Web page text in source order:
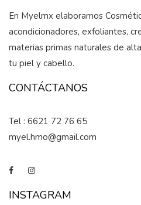
En Myelmx elaboramos
acondicionadores, exfoliantes,
materias primas naturales de
tu piel y cabello.
CONTÁCTANOS
Tel : 6621 72 76 65
myel.hmo@gmail.com
INSTAGRAM